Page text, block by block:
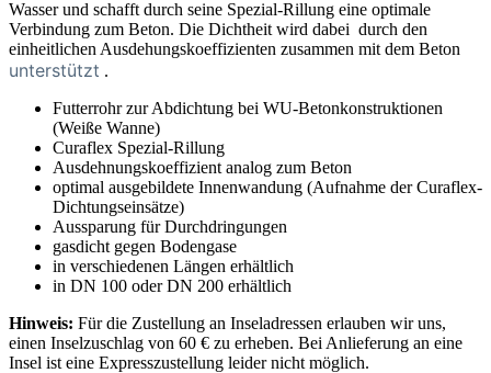
Wasser und schafft durch seine Spezial-Rillung eine optimale
Verbindung zum Beton. Die Dichtheit wird dabei durch den
einheitlichen Ausdehungskoeffizienten zusammen mit dem Beton
unterstützt .
Futterrohr zur Abdichtung bei WU-Betonkonstruktionen
(Weiße Wanne)
Curaflex Spezial-Rillung
Ausdehnungskoeffizient analog zum Beton
optimal ausgebildete Innenwandung (Aufnahme der Curaflex-
Dichtungseinsätze)
Aussparung für Durchdringungen
gasdicht gegen Bodengase
in verschiedenen Längen erhältlich
in DN 100 oder DN 200 erhältlich
Hinweis: Für die Zustellung an Inseladressen erlauben wir uns,
einen Inselzuschlag von 60 € zu erheben. Bei Anlieferung an eine
Insel ist eine Expresszustellung leider nicht möglich.